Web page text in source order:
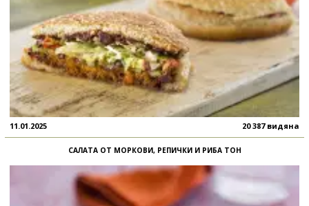
11.01.2025 20 387 видяна
САЛАТА ОТ МОРКОВИ, РЕПИЧКИ И РИБА ТОН